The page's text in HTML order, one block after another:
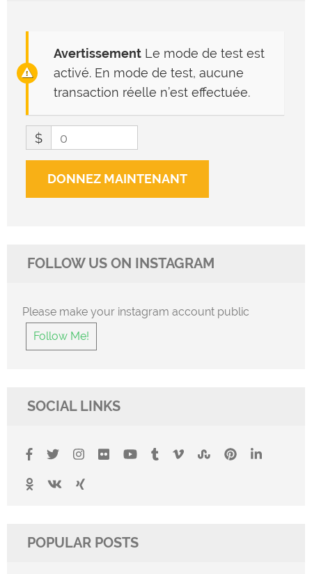
Avertissement Le mode de test est
activé. En mode de test, aucune
transaction réelle n’est effectuée.
$ 0
DONNEZ MAINTENANT
FOLLOW US ON INSTAGRAM
Please make your instagram account public
Follow Me!
SOCIAL LINKS
POPULAR POSTS